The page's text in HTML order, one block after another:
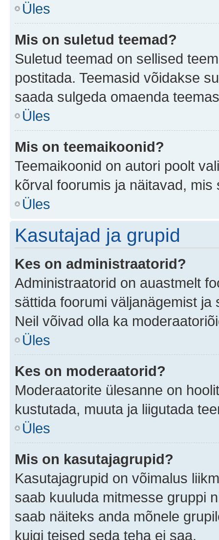
Üles
Mis on suletud teemad?
Suletud teemad on sellised
postitada. Teemasid võidakse
saada sulgeda omaenda
Üles
Mis on teemaikoonid?
Teemaikoonid on autori poolt
kõrval foorumis ja näitavad, mis
Üles
Kasutajad ja grupid
Kes on administraatorid?
Administraatorid on auastmelt
sättida foorumi väljanägemist
Neil võivad olla ka
Üles
Kes on moderaatorid?
Moderaatorite ülesanne on
kustutada, muuta ja liigutada
Üles
Mis on kasutajagrupid?
Kasutajagrupid on võimalus
saab kuuluda mitmesse gruppi
saab näiteks anda mõnele
kuigi teised seda teha ei saa.